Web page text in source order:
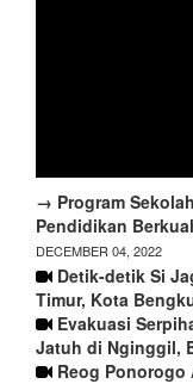
→ Program
Pendidikan
DECEMBER 04, 2022
Detik-detik Si
Timur, Kota
Evakuasi
Jatuh di Nginggil,
Reog